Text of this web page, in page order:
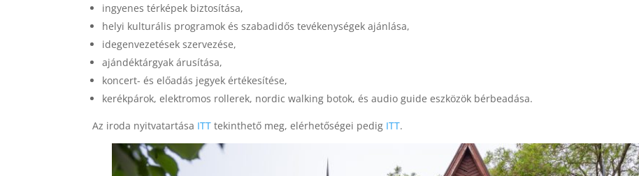
ingyenes térképek biztosítása,
helyi kulturális programok és szabadidős tevékenységek ajánlása,
idegenvezetések szervezése,
ajándéktárgyak árusítása,
koncert- és előadás jegyek értékesítése,
kerékpárok, elektromos rollerek, nordic walking botok, és audio guide eszközök bérbeadása.
Az iroda nyitvatartása ITT tekinthető meg, elérhetőségei pedig ITT.